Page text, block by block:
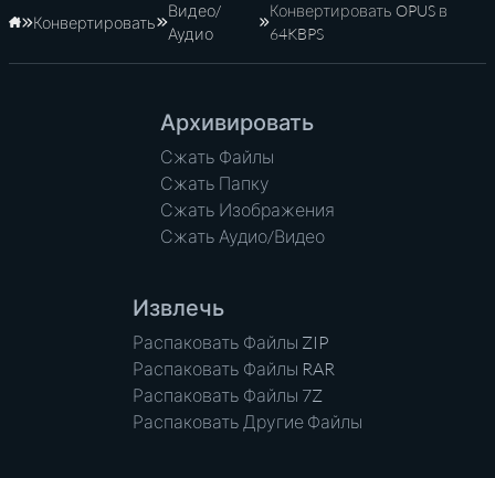
Главная
Конвертировать
Видео/
Аудио
Конвертировать OPUS в
64KBPS
Архивировать
Сжать Файлы
Сжать Папку
Сжать Изображения
Сжать Аудио/Видео
Извлечь
Распаковать Файлы ZIP
Распаковать Файлы RAR
Распаковать Файлы 7Z
Распаковать Другие Файлы